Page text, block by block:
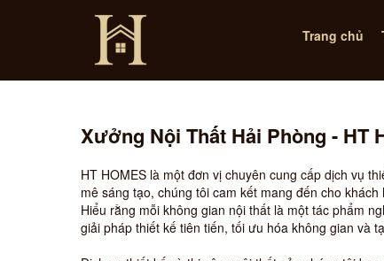
Trang chủ
Xưởng Nội Thất Hải Phòng - HT
HT HOMES là một đơn vị chuyên cung cấp dịch vụ
mê sáng tạo, chúng tôi cam kết mang đến cho
Hiểu rằng mỗi không gian nội thất là một tác phẩm
giải pháp thiết kế tiên tiến, tối ưu hóa không gian và